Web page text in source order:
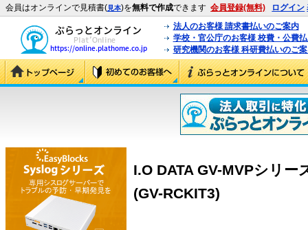
会員はオンラインで見積書(見本)を無料で作成できます 会員登録(無料) ログイン
法人のお客様 請求書払いのご案内
学校・官公庁のお客様 校費・公費
研究機関のお客様 科研費払いのご
I.O DATA GV-MVPシリ
(GV-RCKIT3)